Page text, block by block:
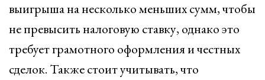
выигрыша на несколько меньших сумм, чтобы
не превысить налоговую ставку, однако это
требует грамотного оформления и честных
сделок. Также стоит учитывать, что